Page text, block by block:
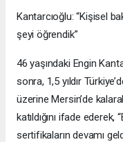
Kantarcıoğlu: “Kişisel
şeyi öğrendik”
46 yaşındaki Engin
sonra, 1,5 yıldır
üzerine Mersin’de
katıldığını ifade
sertifikaların devamı